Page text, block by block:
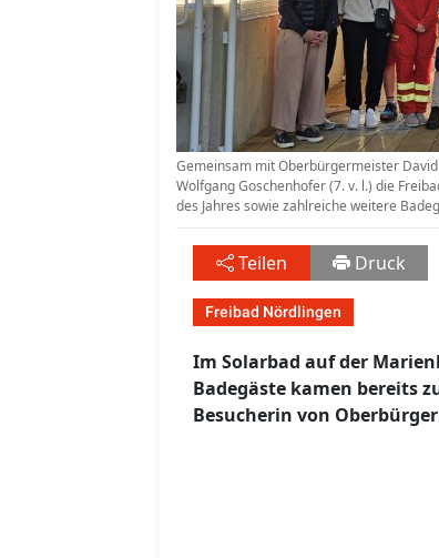
Gemeinsam mit Oberbürgermeister
Wolfgang Goschenhofer (7. v. l.) die
des Jahres sowie zahlreiche weitere
Teilen Druck
Freibad Nördlingen
Im Solarbad auf der
Badegäste kamen bereits
Besucherin von